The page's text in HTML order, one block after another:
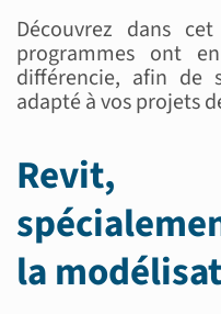
Découvrez dans
programmes ont
différencie, afin de
adapté à vos projets
la